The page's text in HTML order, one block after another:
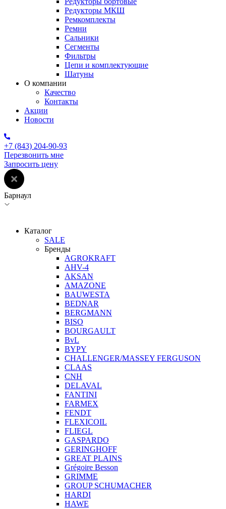
Редукторы МКШ
Ремкомплекты
Ремни
Сальники
Сегменты
Фильтры
Цепи и комплектующие
Шатуны
О компании
Качество
Контакты
Акции
Новости
+7 (843) 204-90-93
Перезвонить мне
Запросить цену
Барнаул
Каталог
SALE
Бренды
AGROKRAFT
AHV-4
AKSAN
AMAZONE
BAUWESTA
BEDNAR
BERGMANN
BISO
BOURGAULT
BvL
BYPY
CHALLENGER/MASSEY FERGUSON
CLAAS
CNH
DELAVAL
FANTINI
FARMEX
FENDT
FLEXICOIL
FLIEGL
GASPARDO
GERINGHOFF
GREAT PLAINS
Grégoire Besson
GRIMME
GROUP SCHUMACHER
HARDI
HAWE